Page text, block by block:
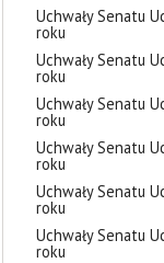
Uchwały Senatu
roku
Uchwały Senatu
roku
Uchwały Senatu
roku
Uchwały Senatu
roku
Uchwały Senatu
roku
Uchwały Senatu
roku